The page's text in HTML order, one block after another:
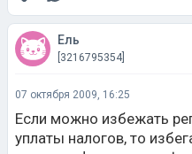
Ель
[3216795354]
07 октября 2009, 16:25
Если можно избежать
уплаты налогов, то